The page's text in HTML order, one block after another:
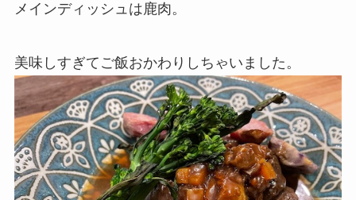
メインディッシュは鹿肉。
美味しすぎてご飯おかわりしちゃいました。